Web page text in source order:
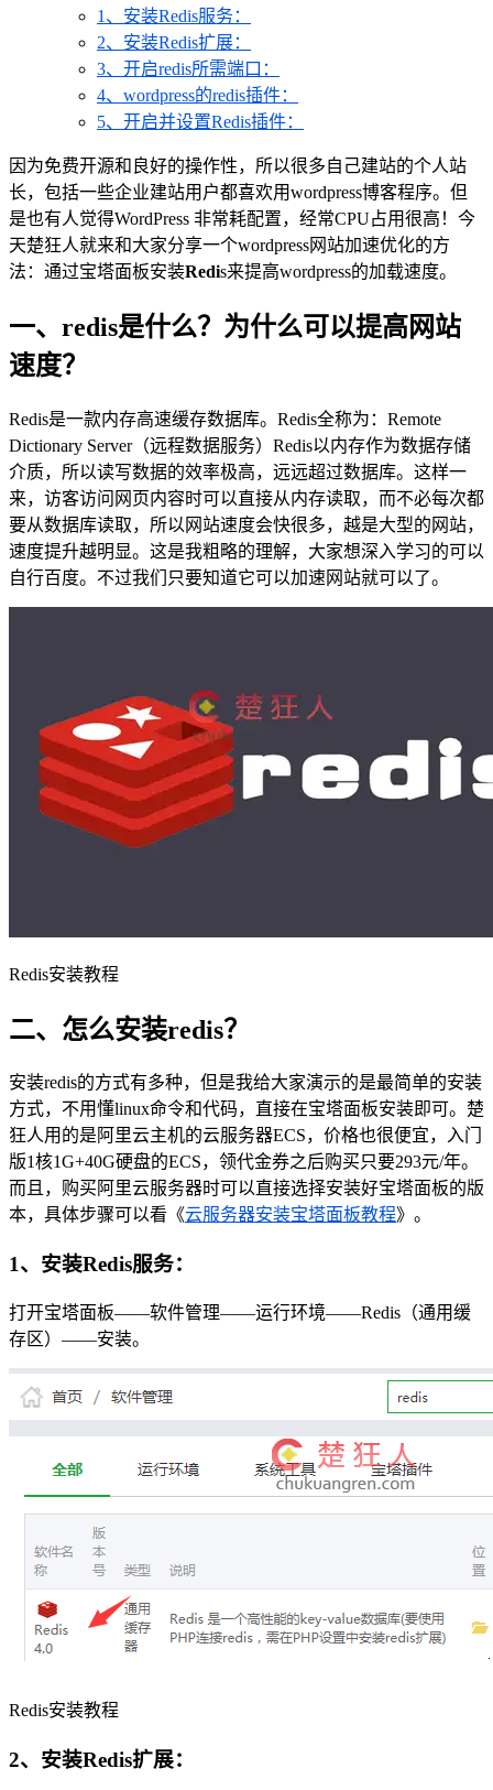
1、安装Redis服务：
2、安装Redis扩展：
3、开启redis所需端口：
4、wordpress的redis插件：
5、开启并设置Redis插件：
因为免费开源和良好的操作性，所以很多自己建站的个人站
长，包括一些企业建站用户都喜欢用wordpress博客程序。但
是也有人觉得WordPress 非常耗配置，经常CPU占用很高！今
天楚狂人就来和大家分享一个wordpress网站加速优化的方
法：通过宝塔面板安装Redis来提高wordpress的加载速度。
一、redis是什么？为什么可以提高网站
速度？
Redis是一款内存高速缓存数据库。Redis全称为：Remote
Dictionary Server（远程数据服务）Redis以内存作为数据存储
介质，所以读写数据的效率极高，远远超过数据库。这样一
来，访客访问网页内容时可以直接从内存读取，而不必每次都
要从数据库读取，所以网站速度会快很多，越是大型的网站，
速度提升越明显。这是我粗略的理解，大家想深入学习的可以
自行百度。不过我们只要知道它可以加速网站就可以了。
Redis安装教程
二、怎么安装redis？
安装redis的方式有多种，但是我给大家演示的是最简单的安装
方式，不用懂linux命令和代码，直接在宝塔面板安装即可。楚
狂人用的是阿里云主机的云服务器ECS，价格也很便宜，入门
版1核1G+40G硬盘的ECS，领代金券之后购买只要293元/年。
而且，购买阿里云服务器时可以直接选择安装好宝塔面板的版
本，具体步骤可以看《云服务器安装宝塔面板教程》。
1、安装Redis服务：
打开宝塔面板——软件管理——运行环境——Redis（通用缓
存区）——安装。
Redis安装教程
2、安装Redis扩展：